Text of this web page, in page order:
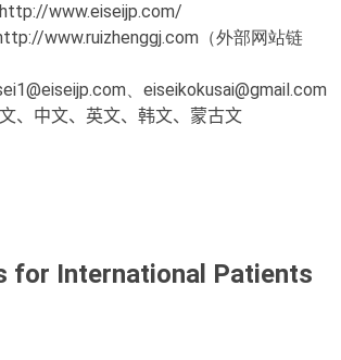
http://www.eiseijp.com/
www.ruizhenggj.com（外部网站链
、 eiseikokusai@gmail.com
、中文、英文、 韩文、蒙古文
for International Patients